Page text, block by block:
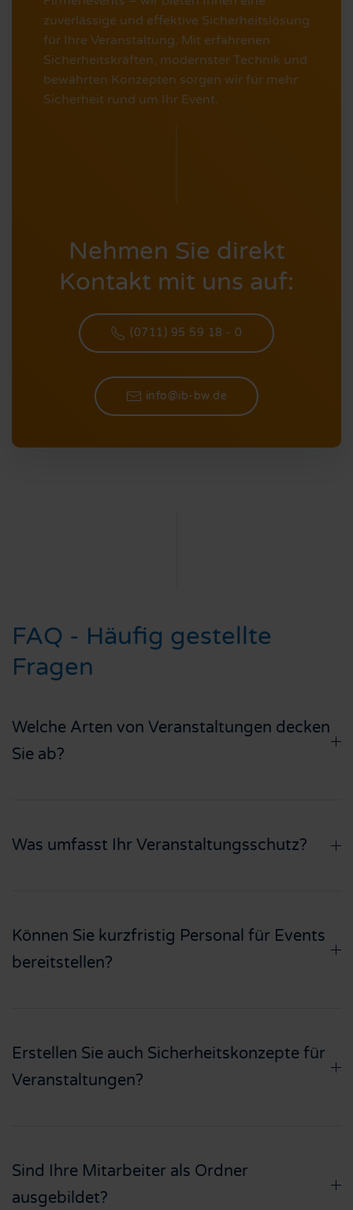
zuverlässige und effektive Sicherheitslösung
für Ihre Veranstaltung. Mit erfahrenen
Sicherheitskräften, modernster Technik und
bewährten Konzepten sorgen wir für mehr
Sicherheit rund um Ihr Event.
Nehmen Sie direkt
Kontakt mit uns auf:
(0711) 95 59 18 - 0
info@ib-bw.de
FAQ - Häufig gestellte
Fragen
Welche Arten von Veranstaltungen decken
Sie ab?
Was umfasst Ihr Veranstaltungsschutz?
Können Sie kurzfristig Personal für Events
bereitstellen?
Erstellen Sie auch Sicherheitskonzepte für
Veranstaltungen?
Sind Ihre Mitarbeiter als Ordner
ausgebildet?